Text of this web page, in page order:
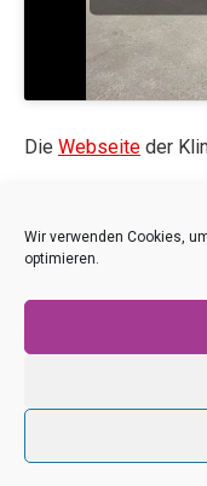
Wir verwenden Cookies,
optimieren.
Die Webseite der